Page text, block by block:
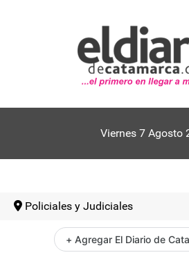
Viernes 7 Agosto
Policiales y Judiciales
+ Agregar El Diario de